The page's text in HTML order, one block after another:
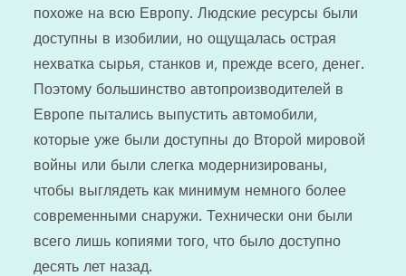
похоже на всю Европу. Людские ресурсы были
доступны в изобилии, но ощущалась острая
нехватка сырья, станков и, прежде всего, денег.
Поэтому большинство автопроизводителей в
Европе пытались выпустить автомобили,
которые уже были доступны до Второй мировой
войны или были слегка модернизированы,
чтобы выглядеть как минимум немного более
современными снаружи. Технически они были
всего лишь копиями того, что было доступно
десять лет назад.